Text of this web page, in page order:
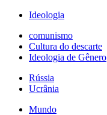
Ideologia
comunismo
Cultura do descarte
Ideologia de Gênero
Rússia
Ucrânia
Mundo